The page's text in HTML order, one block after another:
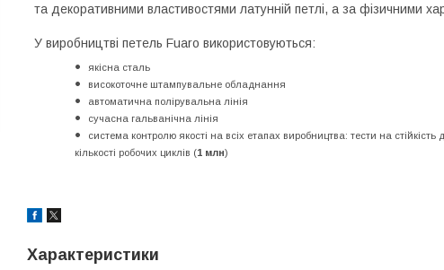
та декоративними властивостями латунній петлі, а за фізичними
У виробництві петель Fuaro використовуються:
якісна сталь
високоточне штампувальне обладнання
автоматична полірувальна лінія
сучасна гальванічна лінія
система контролю якості на всіх етапах виробництва: тести на стійкість
кількості робочих циклів (1 млн)
Характеристики